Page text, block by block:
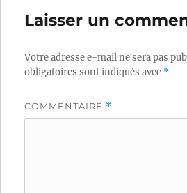
Laisser un
Votre adresse e-mail ne sera pas
obligatoires sont indiqués avec *
COMMENTAIRE *